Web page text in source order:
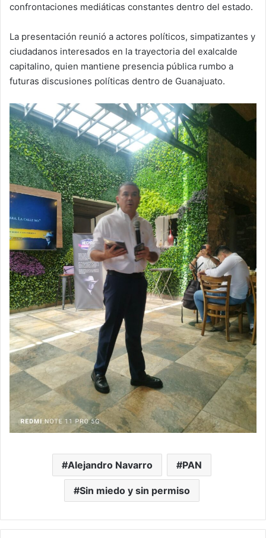
confrontaciones mediáticas constantes dentro del estado.
La presentación reunió a actores políticos, simpatizantes y
ciudadanos interesados en la trayectoria del exalcalde
capitalino, quien mantiene presencia pública rumbo a
futuras discusiones políticas dentro de Guanajuato.
Alejandro Navarro PAN
Sin miedo y sin permiso